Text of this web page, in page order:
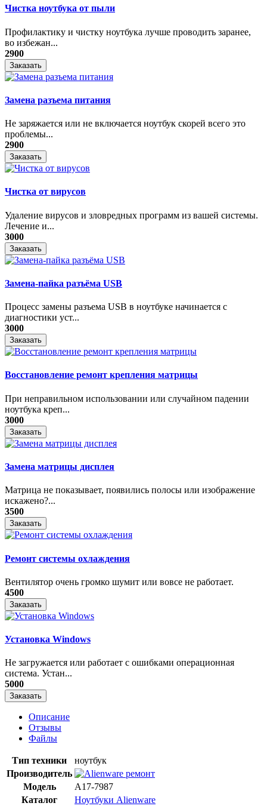
Чистка ноутбука от пыли
Профилактику и чистку ноутбука лучше проводить заранее,
во избежан...
2900
Заказать
Замена разъема питания
Не заряжается или не включается ноутбук скорей всего это
проблемы...
2900
Заказать
Чистка от вирусов
Удаление вирусов и зловредных программ из вашей системы.
Лечение и...
3000
Заказать
Замена-пайка разъёма USB
Процесс замены разъема USB в ноутбуке начинается с
диагностики уст...
3000
Заказать
Восстановление ремонт крепления матрицы
При неправильном использовании или случайном падении
ноутбука креп...
3000
Заказать
Замена матрицы дисплея
Матрица не показывает, появились полосы или изображение
искажено?...
3500
Заказать
Ремонт системы охлаждения
Вентилятор очень громко шумит или вовсе не работает.
4500
Заказать
Установка Windows
Не загружается или работает с ошибками операционная
система. Устан...
5000
Заказать
Описание
Отзывы
Файлы
Тип техники
ноутбук
Производитель
Модель
A17-7987
Каталог
Ноутбуки Alienware